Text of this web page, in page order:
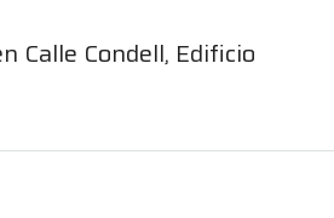
Calle Condell, Edificio